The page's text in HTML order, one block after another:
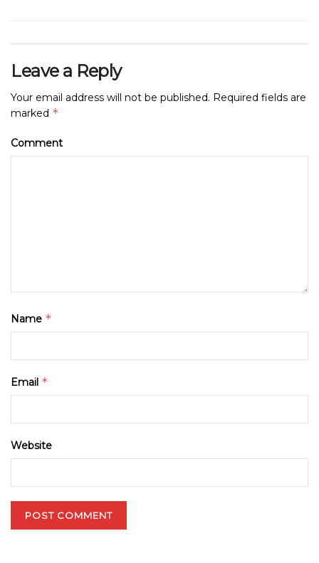
Leave a Reply
Your email address will not be published. Required fields are
marked *
Comment
Name *
Email *
Website